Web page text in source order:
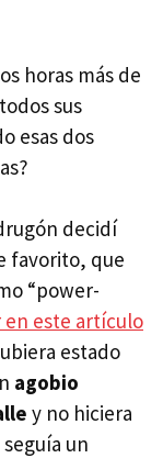
horas más de
sus
esas dos
decidí
favorito, que
“power-
en este artículo
estado
agobio
y no hiciera
un